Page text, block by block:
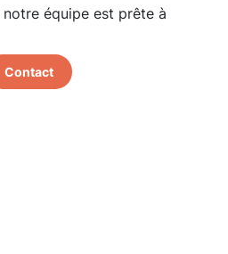
équipe est prête à
Contact